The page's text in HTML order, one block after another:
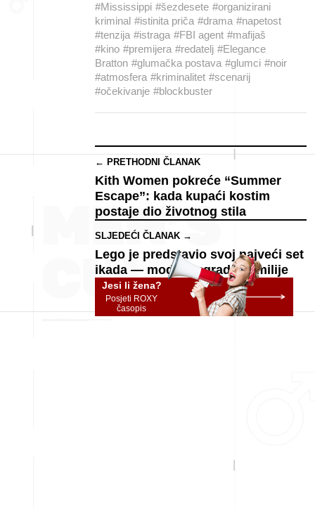
#Mississippi #šezdesete #organizirani
kriminal #istinita priča #drama #napetost
#tenzija #istraga #FBI agent #mafijaš
#kino #premijera #redatelj #Elegance
Bratton #glumačka postava #glumci #noir
#atmosfera #kriminalitet #scenarij
#očekivanje #blockbuster
← PRETHODNI ČLANAK
Kith Women pokreće “Summer
Escape”: kada kupaći kostim
postaje dio životnog stila
SLJEDEĆI ČLANAK →
Lego je predstavio svoj najveći set
ikada — model Sagrada Familije
Jesi li žena?
Posjeti ROXY
časopis